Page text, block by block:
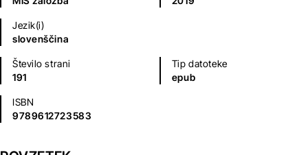
Jezik(i)
slovenščina
Število strani
191
Tip datoteke
epub
ISBN
9789612723583